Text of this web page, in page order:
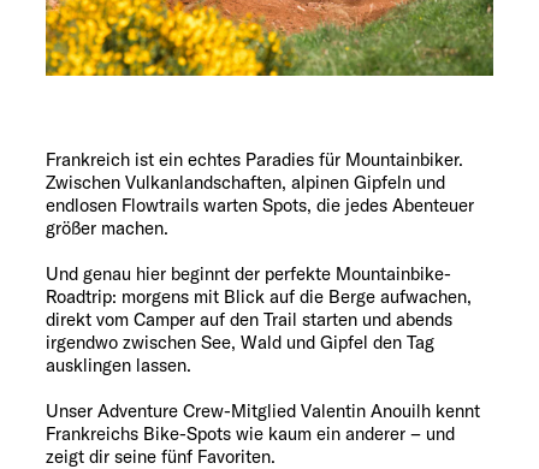
Frankreich ist ein echtes Paradies für Mountainbiker.
Zwischen Vulkanlandschaften, alpinen Gipfeln und
endlosen Flowtrails warten Spots, die jedes Abenteuer
größer machen.
Und genau hier beginnt der perfekte Mountainbike-
Roadtrip: morgens mit Blick auf die Berge aufwachen,
direkt vom Camper auf den Trail starten und abends
irgendwo zwischen See, Wald und Gipfel den Tag
ausklingen lassen.
Unser Adventure Crew-Mitglied Valentin Anouilh kennt
Frankreichs Bike-Spots wie kaum ein anderer – und
zeigt dir seine fünf Favoriten.